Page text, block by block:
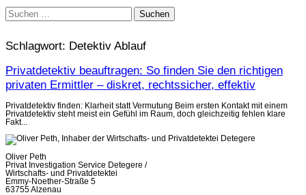
Suchen
nach:
Schlagwort: Detektiv Ablauf
Privatdetektiv beauftragen: So finden Sie den richtigen
privaten Ermittler – diskret, rechtssicher, effektiv
Privatdetektiv finden: Klarheit statt Vermutung Beim ersten Kontakt mit einem
Privatdetektiv steht meist ein Gefühl im Raum, doch gleichzeitig fehlen klare
Fakt...
Oliver Peth
Privat Investigation Service Detegere /
Wirtschafts- und Privatdetektei
Emmy-Noether-Straße 5
63755 Alzenau